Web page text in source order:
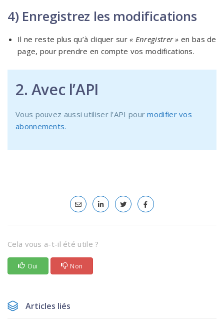
4) Enregistrez les modifications
Il ne reste plus qu’à cliquer sur« Enregistrer » en bas de
page, pour prendre en compte vos modifications.
2. Avec l’API
Vous pouvez aussi utiliser l’API pourmodifier vos
abonnements.
Cela vous a-t-il été utile ?
Oui Non
Articles liés